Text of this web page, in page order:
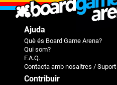
Ajuda
Què és Board Game Arena?
Qui som?
F.A.Q.
Contacta amb nosaltres / Suport
Contribuir